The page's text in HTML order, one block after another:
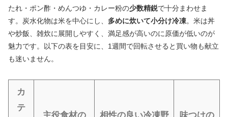
たれ・ポン酢・めんつゆ・カレー粉の少数精鋭で十分まわせま
す。炭水化物は米を中心にし、 多めに炊いて小分け冷凍。米は丼
や炒飯、雑炊に展開しやすく、満足感が高いのに原価が低いのが
魅力です。以下の表を目安に、1週間で回転させると買い物も献立
も迷いません。
カ
テ